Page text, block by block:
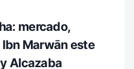
mercado,
Marwān este
Alcazaba